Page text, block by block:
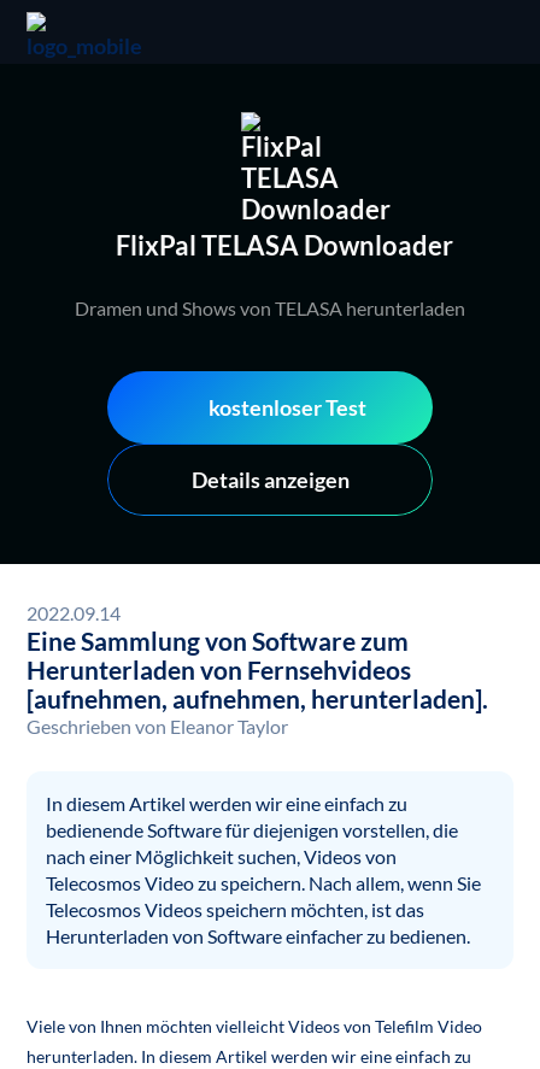
FlixPal TELASA Downloader
Dramen und Shows von TELASA herunterladen
kostenloser Test
Details anzeigen
2022.09.14
Eine Sammlung von Software zum
Herunterladen von Fernsehvideos
[aufnehmen, aufnehmen, herunterladen].
Geschrieben von Eleanor Taylor
In diesem Artikel werden wir eine einfach zu
bedienende Software für diejenigen vorstellen, die
nach einer Möglichkeit suchen, Videos von
Telecosmos Video zu speichern. Nach allem, wenn Sie
Telecosmos Videos speichern möchten, ist das
Herunterladen von Software einfacher zu bedienen.
Viele von Ihnen möchten vielleicht Videos von Telefilm Video
herunterladen. In diesem Artikel werden wir eine einfach zu